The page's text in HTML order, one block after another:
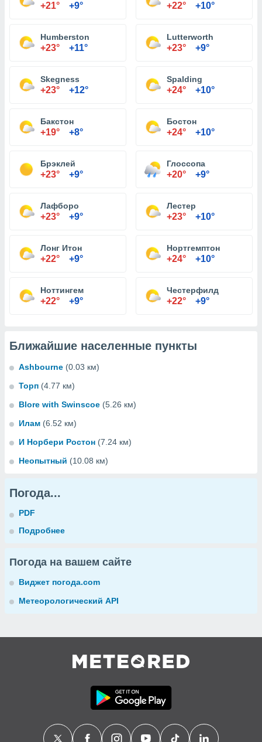
+21° +9° +22° +10°
Humberston
+23° +11°
Lutterworth
+23° +9°
Skegness
+23° +12°
Spalding
+24° +10°
Бакстон
+19° +8°
Бостон
+24° +10°
Брэклей
+23° +9°
Глоссопа
+20° +9°
Лафборо
+23° +9°
Лестер
+23° +10°
Лонг Итон
+22° +9°
Нортгемптон
+24° +10°
Ноттингем
+22° +9°
Честерфилд
+22° +9°
Ближайшие населенные пункты
Ashbourne (0.03 км)
Торп (4.77 км)
Blore with Swinscoe (5.26 км)
Илам (6.52 км)
И Норбери Ростон (7.24 км)
Неопытный (10.08 км)
Погода...
PDF
Подробнее
Погода на вашем сайте
Виджет погода.com
Метеорологический API